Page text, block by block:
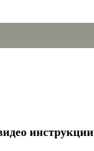
инструкции